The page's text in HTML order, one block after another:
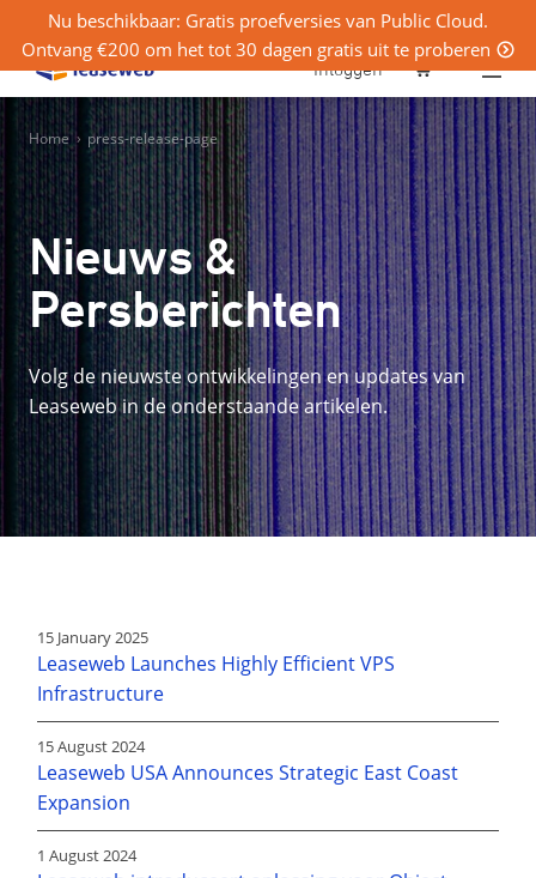
Nu beschikbaar: Gratis proefversies van Public Cloud.
Ontvang €200 om het tot 30 dagen gratis uit te proberen
Inloggen
0
Home › press-release-page
Nieuws &
Persberichten
Volg de nieuwste ontwikkelingen en updates van
Leaseweb in de onderstaande artikelen.
15 January 2025
Leaseweb Launches Highly Efficient VPS
Infrastructure
15 August 2024
Leaseweb USA Announces Strategic East Coast
Expansion
1 August 2024